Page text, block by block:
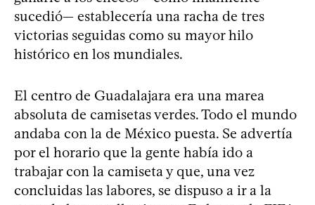
sucedió— establecería una racha de tres
victorias seguidas como su mayor hilo
histórico en los mundiales.
El centro de Guadalajara era una marea
absoluta de camisetas verdes. Todo el mundo
andaba con la de México puesta. Se advertía
por el horario que la gente había ido a
trabajar con la camiseta y que, una vez
concluidas las labores, se dispuso a ir a la